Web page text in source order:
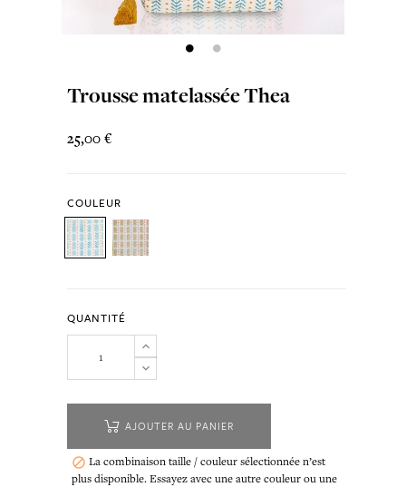
Trousse matelassée Thea
25,00 €
COULEUR
QUANTITÉ
AJOUTER AU PANIER
 La combinaison taille / couleur sélectionnée n’est
plus disponible. Essayez avec une autre couleur ou une